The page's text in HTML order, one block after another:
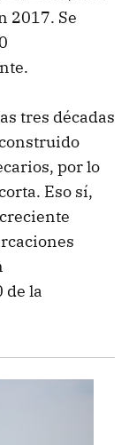
2017. Se
tres décadas
por lo
Eso sí,
de la